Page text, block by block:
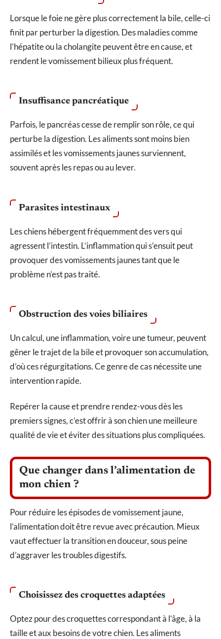
Lorsque le foie ne gère plus correctement la bile, celle-ci
finit par perturber la digestion. Des maladies comme
l’hépatite ou la cholangite peuvent être en cause, et
rendent le vomissement bilieux plus fréquent.
Insuffisance pancréatique
Parfois, le pancréas cesse de remplir son rôle, ce qui
perturbe la digestion. Les aliments sont moins bien
assimilés et les vomissements jaunes surviennent,
souvent après les repas ou au lever.
Parasites intestinaux
Les chiens hébergent fréquemment des vers qui
agressent l’intestin. L’inflammation qui s’ensuit peut
provoquer des vomissements jaunes tant que le
problème n’est pas traité.
Obstruction des voies biliaires
Un calcul, une inflammation, voire une tumeur, peuvent
gêner le trajet de la bile et provoquer son accumulation,
d’où ces régurgitations. Ce genre de cas nécessite une
intervention rapide.
Repérer la cause et prendre rendez-vous dès les
premiers signes, c’est offrir à son chien une meilleure
qualité de vie et éviter des situations plus compliquées.
Que changer dans l’alimentation de
mon chien ?
Pour réduire les épisodes de vomissement jaune,
l’alimentation doit être revue avec précaution. Mieux
vaut effectuer la transition en douceur, sous peine
d’aggraver les troubles digestifs.
Choisissez des croquettes adaptées
Optez pour des croquettes correspondant à l’âge, à la
taille et aux besoins de votre chien. Les aliments